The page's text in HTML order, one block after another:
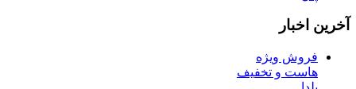
آخرین اخبار
فروش ویژه
هاست و تخفیف